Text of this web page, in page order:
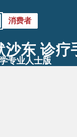
消费者
沙东 诊疗
专业人士版